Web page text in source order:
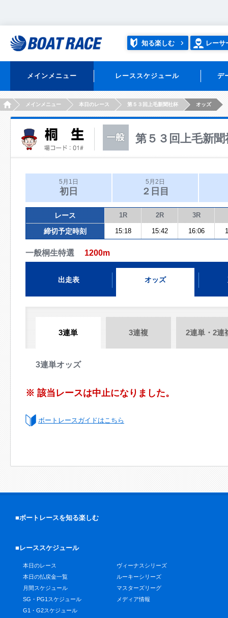
知る楽しむ レーサ
メインメニュー レーススケジュール デ
HOMEメインメニュー 本日のレース 第５３回上毛新聞社杯 オッズ
第５３回上毛新聞
5月1日
初日
5月2日
２日目
レース 1R 2R 3R
締切予定時刻 15:18 15:42 16:06
一般桐生特選 1200m
出走表 オッズ
3連単 3連複 2連単・2連
3連単オッズ
※ 該当レースは中止になりました。
ボートレースガイドはこちら
■ボートレースを知る楽しむ
■レーススケジュール
本日のレース
本日の払戻金一覧
月間スケジュール
SG・PG1スケジュール
G1・G2スケジュール
ヴィーナスシリーズ
ルーキーシリーズ
マスターズリーグ
メディア情報